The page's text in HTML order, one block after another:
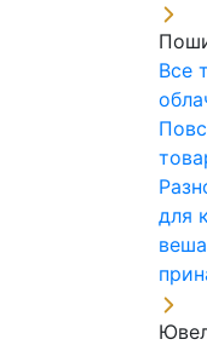
Все
для